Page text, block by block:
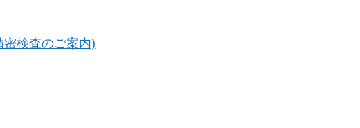
検査のご案内)